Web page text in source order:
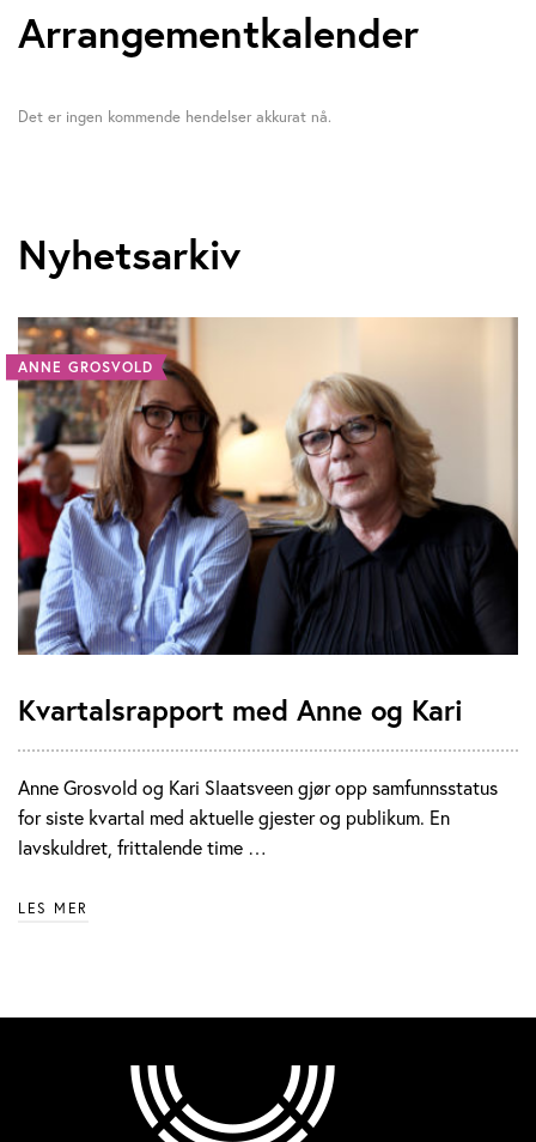
Arrangementkalender
Det er ingen kommende hendelser akkurat nå.
Nyhetsarkiv
ANNE GROSVOLD
Kvartalsrapport med Anne og Kari
Anne Grosvold og Kari Slaatsveen gjør opp samfunnsstatus
for siste kvartal med aktuelle gjester og publikum. En
lavskuldret, frittalende time …
LES MER